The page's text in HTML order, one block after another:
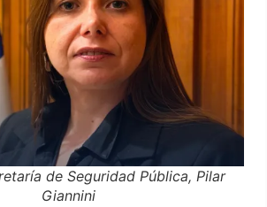
de Seguridad Pública, Pilar
Giannini